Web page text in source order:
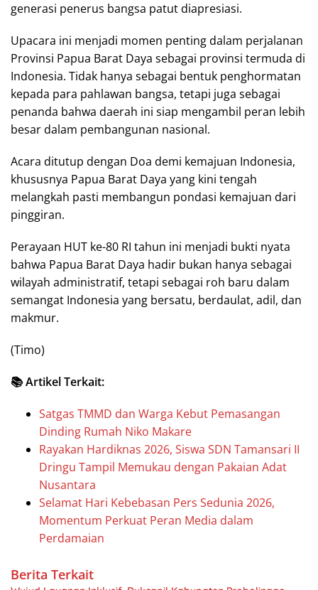
generasi penerus bangsa patut diapresiasi.
Upacara ini menjadi momen penting dalam perjalanan
Provinsi Papua Barat Daya sebagai provinsi termuda di
Indonesia. Tidak hanya sebagai bentuk penghormatan
kepada para pahlawan bangsa, tetapi juga sebagai
penanda bahwa daerah ini siap mengambil peran lebih
besar dalam pembangunan nasional.
Acara ditutup dengan Doa demi kemajuan Indonesia,
khususnya Papua Barat Daya yang kini tengah
melangkah pasti membangun pondasi kemajuan dari
pinggiran.
Perayaan HUT ke-80 RI tahun ini menjadi bukti nyata
bahwa Papua Barat Daya hadir bukan hanya sebagai
wilayah administratif, tetapi sebagai roh baru dalam
semangat Indonesia yang bersatu, berdaulat, adil, dan
makmur.
(Timo)
📚 Artikel Terkait:
Satgas TMMD dan Warga Kebut Pemasangan
Dinding Rumah Niko Makare
Rayakan Hardiknas 2026, Siswa SDN Tamansari II
Dringu Tampil Memukau dengan Pakaian Adat
Nusantara
Selamat Hari Kebebasan Pers Sedunia 2026,
Momentum Perkuat Peran Media dalam
Perdamaian
Berita Terkait